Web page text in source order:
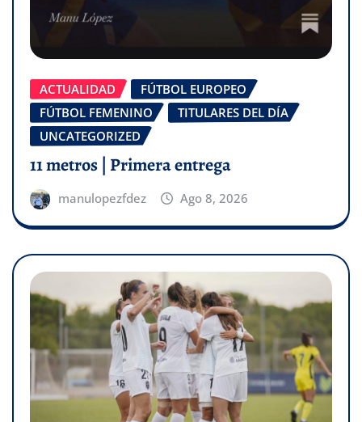
ACTUALIDAD
FÚTBOL EUROPEO
FÚTBOL FEMENINO
TITULARES DEL DÍA
UNCATEGORIZED
11 metros | Primera entrega
manulopezfdez Ago 8, 2026